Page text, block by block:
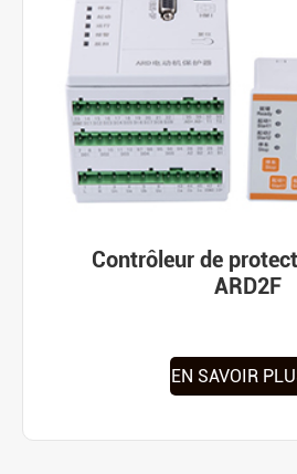
Contrôleur de
ARD2F
EN SAVOIR